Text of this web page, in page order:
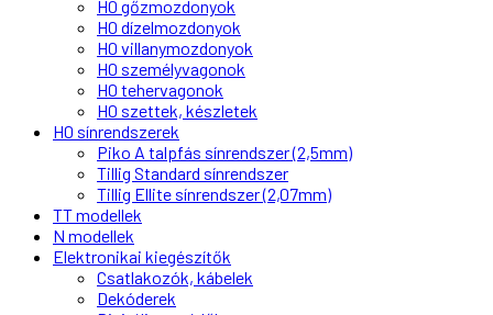
H0 gőzmozdonyok
H0 dízelmozdonyok
H0 villanymozdonyok
H0 személyvagonok
H0 tehervagonok
H0 szettek, készletek
H0 sínrendszerek
Piko A talpfás sínrendszer (2,5mm)
Tillig Standard sínrendszer
Tillig Ellite sínrendszer (2,07mm)
TT modellek
N modellek
Elektronikai kiegészítők
Csatlakozók, kábelek
Dekóderek